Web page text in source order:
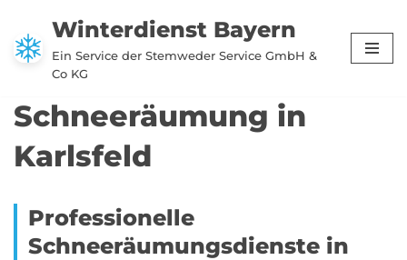
Zum
Inhalt
Winterdienst Bayern
Ein Service der Stemweder Service GmbH &
Co KG
Schneeräumung in
Karlsfeld
Professionelle
Schneeräumungsdienste in